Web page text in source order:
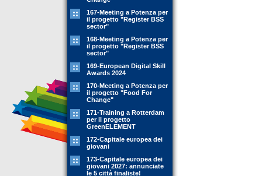
167-Meeting a Potenza per
il progetto "Register BSS
sector"
168-Meeting a Potenza per
il progetto "Register BSS
sector"
169-European Digital Skill
Awards 2024
170-Meeting a Potenza per
il progetto "Food For
Change"
171-Training a Rotterdam
per il progetto
GreenELEMENT
172-Capitale europea dei
giovani
173-Capitale europea dei
giovani 2027: annunciate
le 5 città finaliste!